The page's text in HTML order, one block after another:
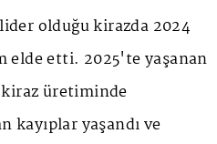
olduğu kirazda 2024
elde etti. 2025'te yaşanan
üretiminde
kayıplar yaşandı ve